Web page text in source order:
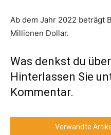
Ab dem Jahr 2022 beträgt
Millionen Dollar.
Was denkst du
Hinterlassen Sie
Kommentar.
Verwandte